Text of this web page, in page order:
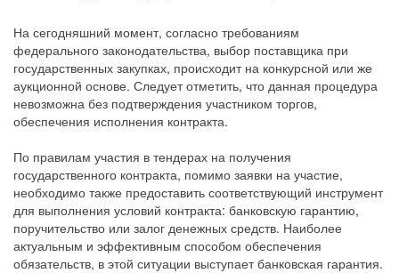
На сегодняшний момент, согласно требованиям
федерального законодательства, выбор поставщика при
государственных закупках, происходит на конкурсной или же
аукционной основе. Следует отметить, что данная процедура
невозможна без подтверждения участником торгов,
обеспечения исполнения контракта.
По правилам участия в тендерах на получения
государственного контракта, помимо заявки на участие,
необходимо также предоставить соответствующий инструмент
для выполнения условий контракта: банковскую гарантию,
поручительство или залог денежных средств. Наиболее
актуальным и эффективным способом обеспечения
обязательств, в этой ситуации выступает банковская гарантия.